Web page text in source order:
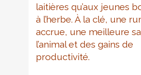
laitières qu’aux jeunes
à l’herbe. À la clé, une
accrue, une meilleure
l’animal et des gains de
productivité.